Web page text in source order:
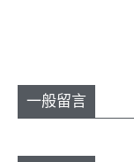
一般留言